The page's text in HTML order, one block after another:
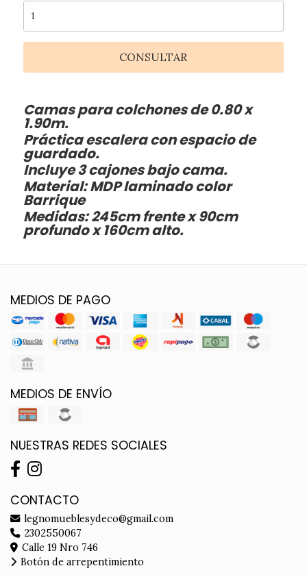
CONSULTAR
Camas para colchones de 0.80 x
1.90m.
Práctica escalera con espacio de
guardado.
Incluye 3 cajones bajo cama.
Material: MDP laminado color
Barrique
Medidas: 245cm frente x 90cm
profundo x 160cm alto.
MEDIOS DE PAGO
MEDIOS DE ENVÍO
NUESTRAS REDES SOCIALES
CONTACTO
legnomueblesydeco@gmail.com
2302550067
Calle 19 Nro 746
Botón de arrepentimiento